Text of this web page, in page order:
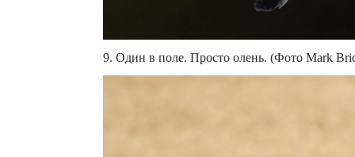
9. Один в поле. Просто олень. (Фото Mark